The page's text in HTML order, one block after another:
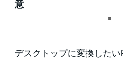
意
デスクトップに変換した